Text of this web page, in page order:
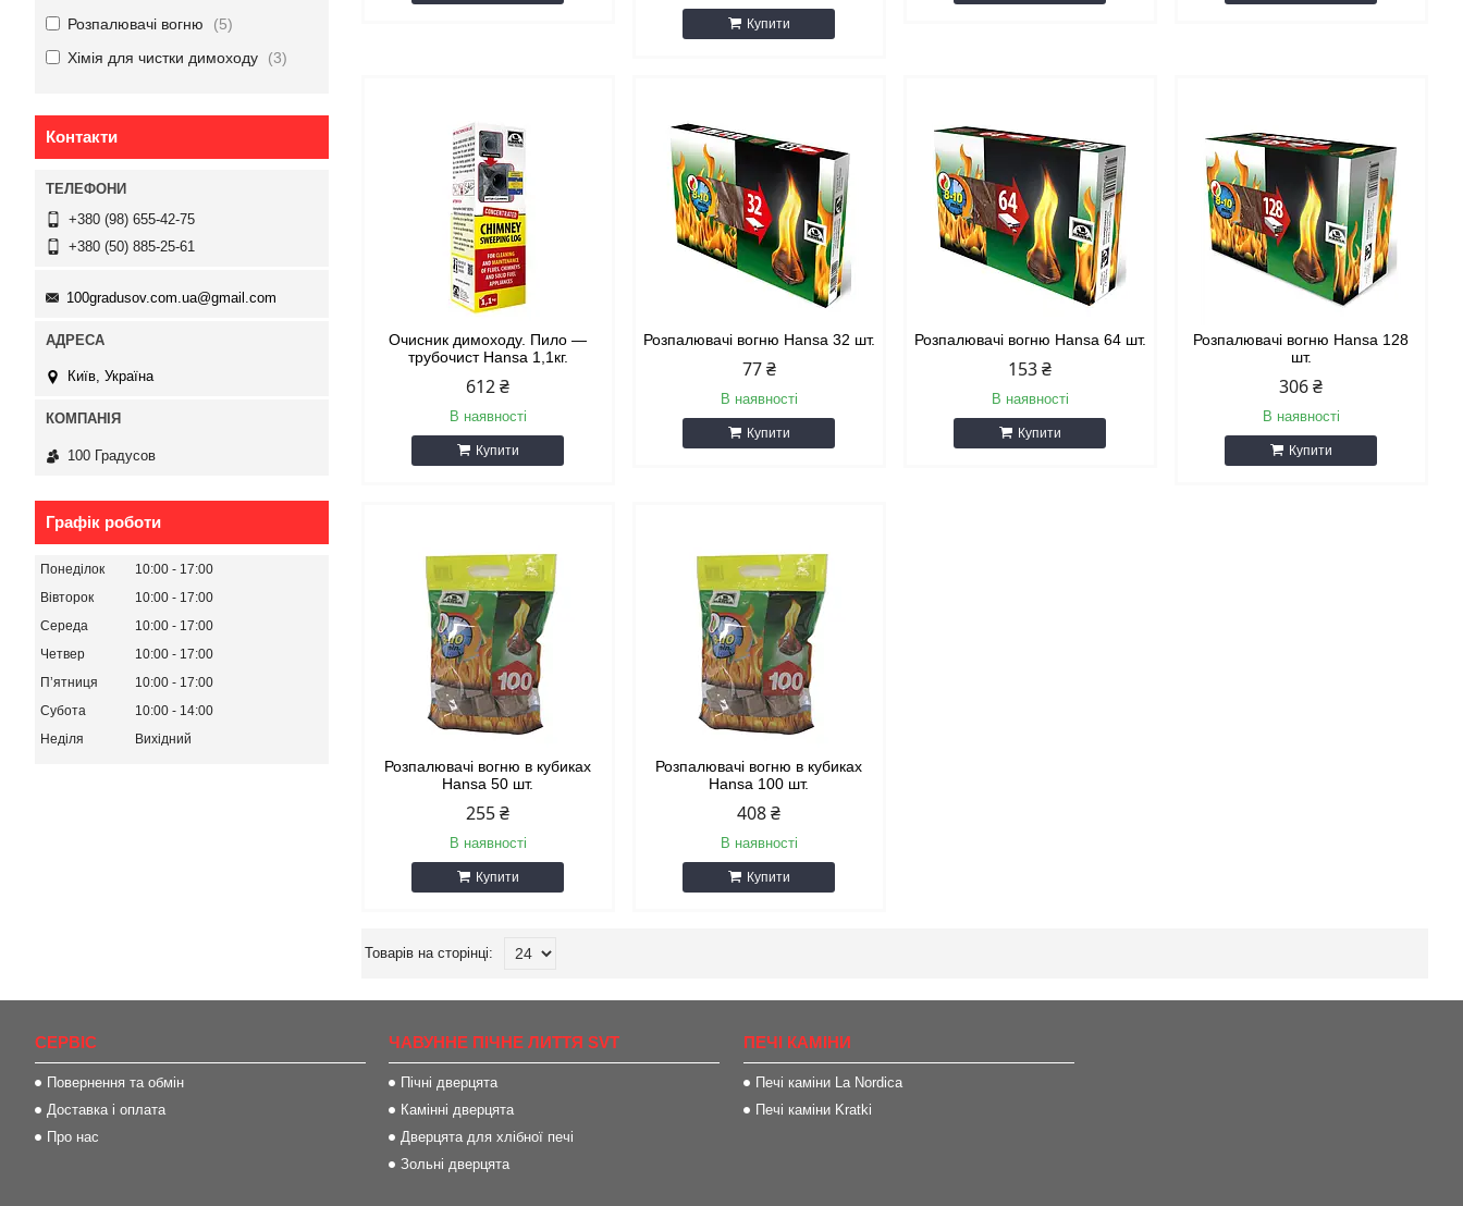
Купити
Очисник димоходу. Пило —
трубочист Hansa 1,1кг.
612 ₴
В наявності
Купити
Розпалювачі вогню Hansa 32 шт.
77 ₴
В наявності
Купити
Розпалювачі вогню Hansa 64 шт.
153 ₴
В наявності
Купити
Розпалювачі вогню Hansa 128
шт.
306 ₴
В наявності
Купити
Розпалювачі вогню в кубиках
Hansa 50 шт.
255 ₴
В наявності
Купити
Розпалювачі вогню в кубиках
Hansa 100 шт.
408 ₴
В наявності
Купити
Розпалювачі вогню
5
Хімія для чистки димоходу
3
Контакти
+380 (98) 655-42-75
+380 (50) 885-25-61
100gradusov.com.ua@gmail.com
Київ, Україна
100 Градусов
Графік роботи
Понеділок 10:00
17:00
Вівторок
10:00
17:00
Середа
10:00
17:00
Четвер
10:00
17:00
Пʼятниця
10:00
17:00
Субота
10:00
14:00
Неділя
Вихідний
СЕРВІС
Повернення та обмін
Доставка і оплата
Про нас
ЧАВУННЕ ПІЧНЕ ЛИТТЯ SVT
Пічні дверцята
Камінні дверцята
Дверцята для хлібної печі
Зольні дверцята
ПЕЧІ КАМІНИ
Печі каміни La Nordica
Печі каміни Kratki